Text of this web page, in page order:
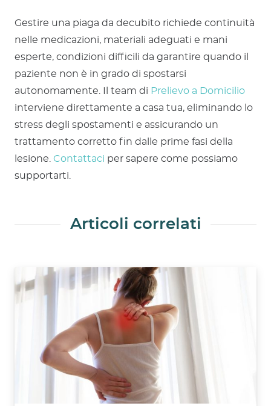
Gestire una piaga da decubito richiede continuità
nelle medicazioni, materiali adeguati e mani
esperte, condizioni difficili da garantire quando il
paziente non è in grado di spostarsi
autonomamente. Il team di Prelievo a Domicilio
interviene direttamente a casa tua, eliminando lo
stress degli spostamenti e assicurando un
trattamento corretto fin dalle prime fasi della
lesione. Contattaci per sapere come possiamo
supportarti.
Articoli correlati